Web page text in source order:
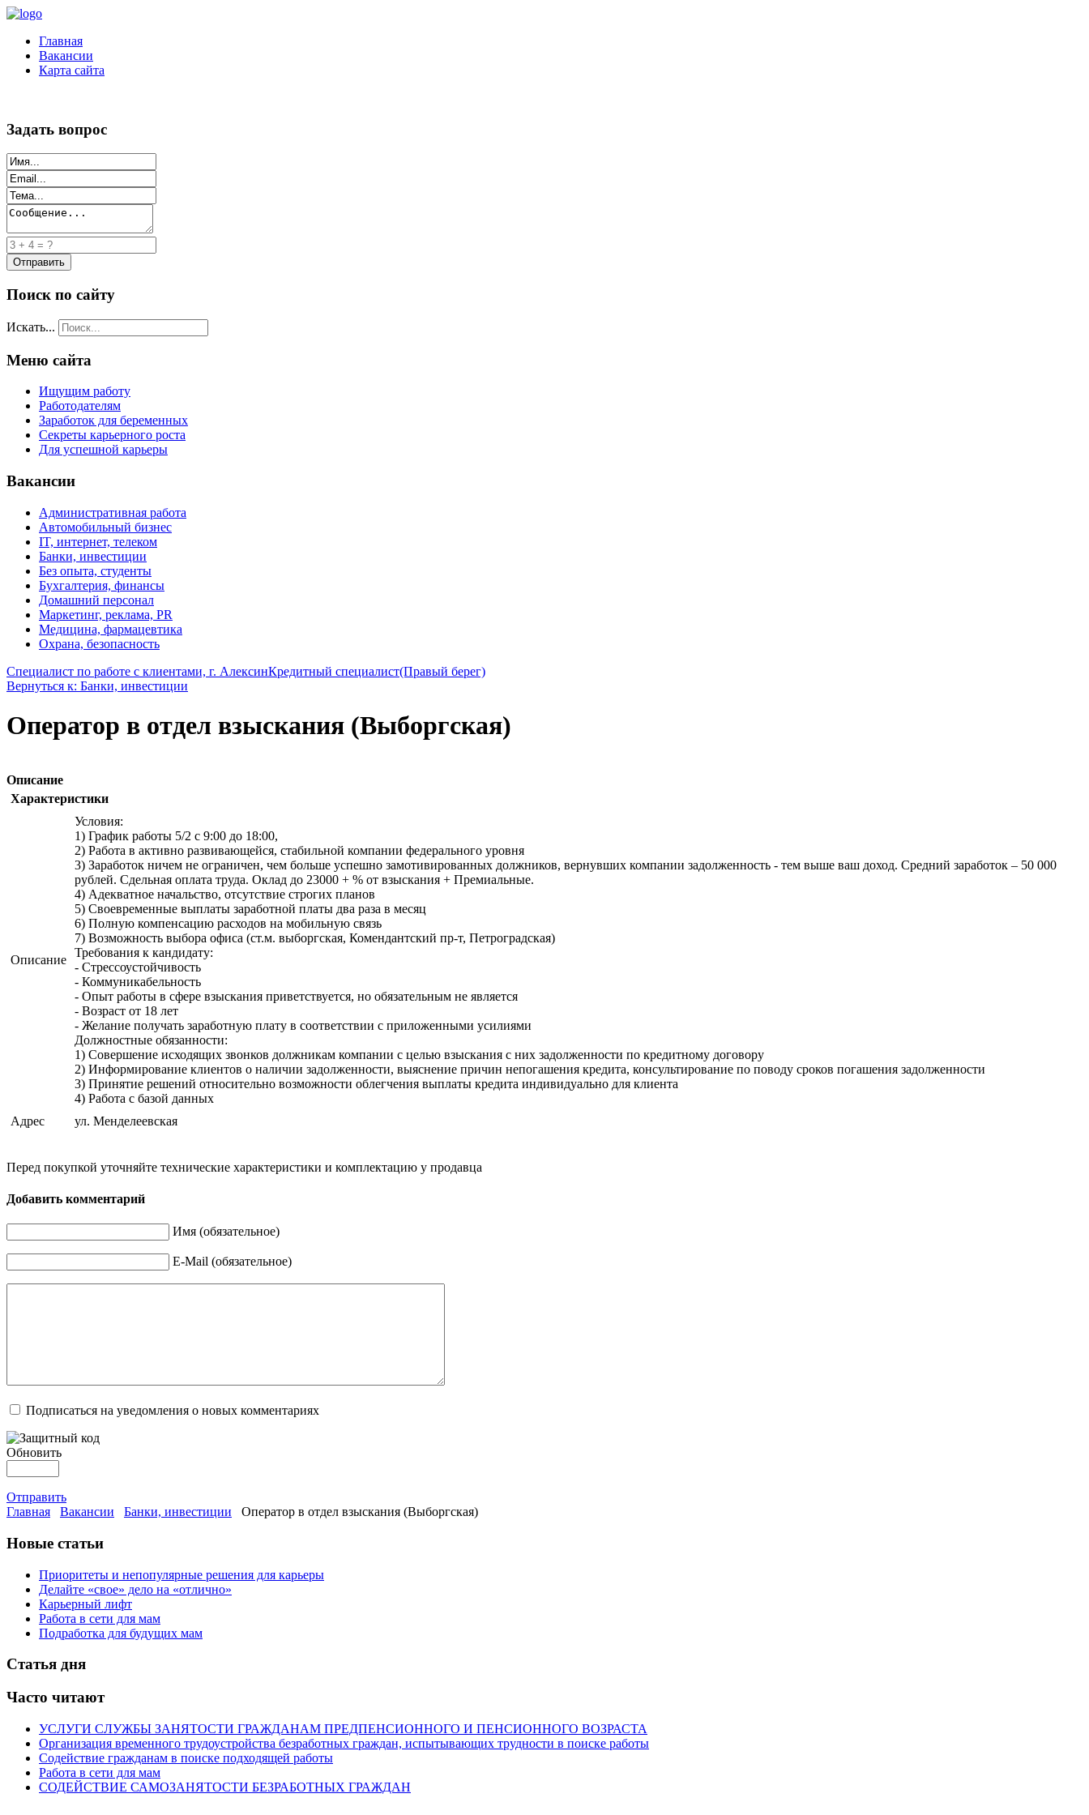
Главная
Вакансии
Карта сайта
Задать вопрос
Поиск по сайту
Искать...
Меню сайта
Ищущим работу
Работодателям
Заработок для беременных
Секреты карьерного роста
Для успешной карьеры
Вакансии
Административная работа
Автомобильный бизнес
IT, интернет, телеком
Банки, инвестиции
Без опыта, студенты
Бухгалтерия, финансы
Домашний персонал
Маркетинг, реклама, PR
Медицина, фармацевтика
Охрана, безопасность
Специалист по работе с клиентами, г. АлексинКредитный специалист(Правый берег)
Вернуться к: Банки, инвестиции
Оператор в отдел взыскания (Выборгская)
Описание
Характеристики
Описание
Условия:
1) График работы 5/2 с 9:00 до 18:00,
2) Работа в активно развивающейся, стабильной компании федерального уровня
3) Заработок ничем не ограничен, чем больше успешно замотивированных должников, вернувших компании задолженность - тем выше ваш доход. Средний заработок – 50 000
рублей. Сдельная оплата труда. Оклад до 23000 + % от взыскания + Премиальные.
4) Адекватное начальство, отсутствие строгих планов
5) Своевременные выплаты заработной платы два раза в месяц
6) Полную компенсацию расходов на мобильную связь
7) Возможность выбора офиса (ст.м. выборгская, Комендантский пр-т, Петроградская)
Требования к кандидату:
- Стрессоустойчивость
- Коммуникабельность
- Опыт работы в сфере взыскания приветствуется, но обязательным не является
- Возраст от 18 лет
- Желание получать заработную плату в соответствии с приложенными усилиями
Должностные обязанности:
1) Совершение исходящих звонков должникам компании с целью взыскания с них задолженности по кредитному договору
2) Информирование клиентов о наличии задолженности, выяснение причин непогашения кредита, консультирование по поводу сроков погашения задолженности
3) Принятие решений относительно возможности облегчения выплаты кредита индивидуально для клиента
4) Работа с базой данных
Адрес
ул. Менделеевская
Перед покупкой уточняйте технические характеристики и комплектацию у продавца
Добавить комментарий
Имя (обязательное)
E-Mail (обязательное)
Подписаться на уведомления о новых комментариях
Обновить
Отправить
Главная
Вакансии Банки, инвестиции Оператор в отдел взыскания (Выборгская)
Новые статьи
Приоритеты и непопулярные решения для карьеры
Делайте «свое» дело на «отлично»
Карьерный лифт
Работа в сети для мам
Подработка для будущих мам
Статья дня
Часто читают
УСЛУГИ СЛУЖБЫ ЗАНЯТОСТИ ГРАЖДАНАМ ПРЕДПЕНСИОННОГО И ПЕНСИОННОГО ВОЗРАСТА
Организация временного трудоустройства безработных граждан, испытывающих трудности в поиске работы
Содействие гражданам в поиске подходящей работы
Работа в сети для мам
СОДЕЙСТВИЕ САМОЗАНЯТОСТИ БЕЗРАБОТНЫХ ГРАЖДАН